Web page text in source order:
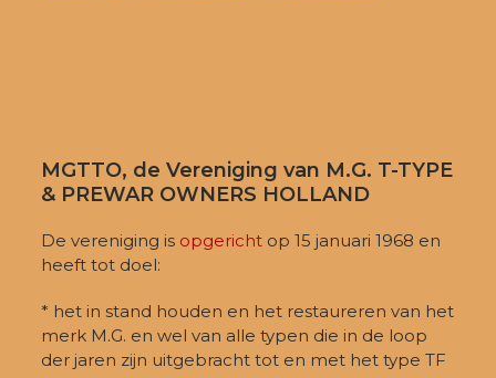
MGTTO, de Vereniging van M.G. T-TYPE
& PREWAR OWNERS HOLLAND
De vereniging is opgericht op 15 januari 1968 en
heeft tot doel:
* het in stand houden en het restaureren van het
merk M.G. en wel van alle typen die in de loop
der jaren zijn uitgebracht tot en met het type TF